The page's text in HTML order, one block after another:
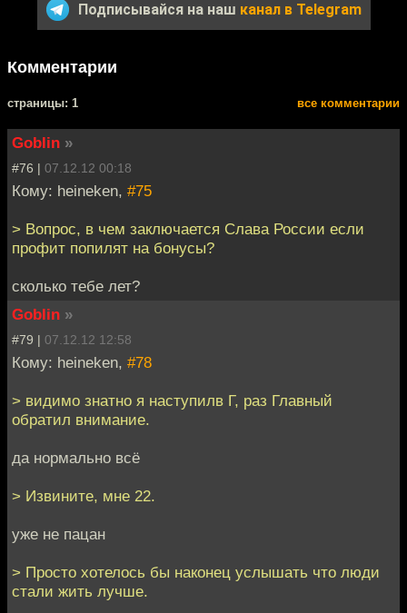
Подписывайся на наш канал в Telegram
Комментарии
cтраницы: 1 все комментарии
Goblin »
#76 | 07.12.12 00:18
Кому: heineken, #75
> Вопрос, в чем заключается Слава России если
профит попилят на бонусы?
сколько тебе лет?
Goblin »
#79 | 07.12.12 12:58
Кому: heineken, #78
> видимо знатно я наступилв Г, раз Главный
обратил внимание.
да нормально всё
> Извините, мне 22.
уже не пацан
> Просто хотелось бы наконец услышать что люди
стали жить лучше.